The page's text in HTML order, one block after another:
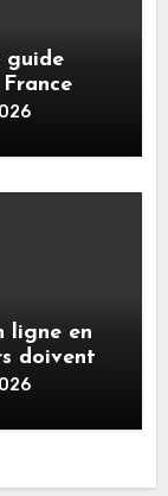
guide
ligne en
doivent